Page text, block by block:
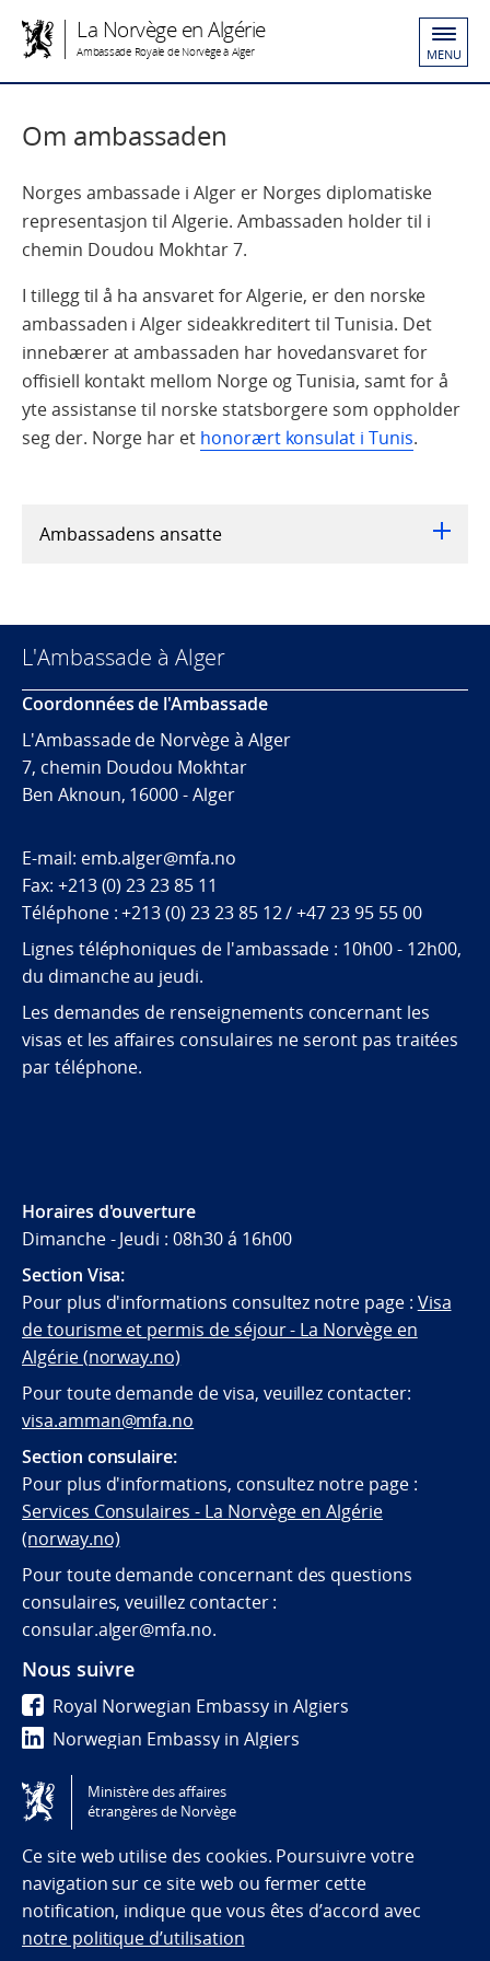
La Norvège en Algérie
Ambassade Royale de Norvège à Alger MENU
Om ambassaden
Norges ambassade i Alger er Norges diplomatiske
representasjon til Algerie. Ambassaden holder til i
chemin Doudou Mokhtar 7.
I tillegg til å ha ansvaret for Algerie, er den norske
ambassaden i Alger sideakkreditert til Tunisia. Det
innebærer at ambassaden har hovedansvaret for
offisiell kontakt mellom Norge og Tunisia, samt for å
yte assistanse til norske statsborgere som oppholder
seg der. Norge har et honorært konsulat i Tunis.
Ambassadens ansatte
L'Ambassade à Alger
Coordonnées de l'Ambassade
L'Ambassade de Norvège à Alger
7, chemin Doudou Mokhtar
Ben Aknoun, 16000 - Alger
E-mail: emb.alger@mfa.no
Fax: +213 (0) 23 23 85 11
Téléphone : +213 (0) 23 23 85 12 / +47 23 95 55 00
Lignes téléphoniques de l'ambassade : 10h00 - 12h00,
du dimanche au jeudi.
Les demandes de renseignements concernant les
visas et les affaires consulaires ne seront pas traitées
par téléphone.
Horaires d'ouverture
Dimanche - Jeudi : 08h30 á 16h00
Section Visa:
Pour plus d'informations consultez notre page : Visa
de tourisme et permis de séjour - La Norvège en
Algérie (norway.no)
Pour toute demande de visa, veuillez contacter:
visa.amman@mfa.no
Section consulaire:
Pour plus d'informations, consultez notre page :
Services Consulaires - La Norvège en Algérie
(norway.no)
Pour toute demande concernant des questions
consulaires, veuillez contacter :
consular.alger@mfa.no.
Nous suivre
Royal Norwegian Embassy in Algiers
Norwegian Embassy in Algiers
norwayinalgeria
Tilgjengelighetserklæring / Accessibility statement
(NO)
Ministère des affaires
étrangères de Norvège
Ce site web utilise des cookies. Poursuivre votre
navigation sur ce site web ou fermer cette
notification, indique que vous êtes d’accord avec
notre politique d’utilisation